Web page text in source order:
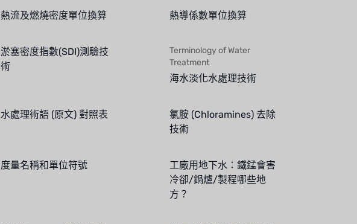
熱流及燃燒密度單位換算 熱導係數單位換算
淤塞密度指數(SDI)測驗技
術
Terminology of Water
Treatment
海水淡化水處理技術
水處理術語 (原文) 對照表
氯胺 (Chloramines) 去除
技術
度量名稱和單位符號
工廠用地下水：鐵錳會害
冷卻/鍋爐/製程哪些地
方？